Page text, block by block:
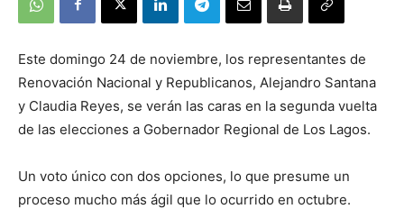
Este domingo 24 de noviembre, los representantes de
Renovación Nacional y Republicanos, Alejandro Santana
y Claudia Reyes, se verán las caras en la segunda vuelta
de las elecciones a Gobernador Regional de Los Lagos.
Un voto único con dos opciones, lo que presume un
proceso mucho más ágil que lo ocurrido en octubre.